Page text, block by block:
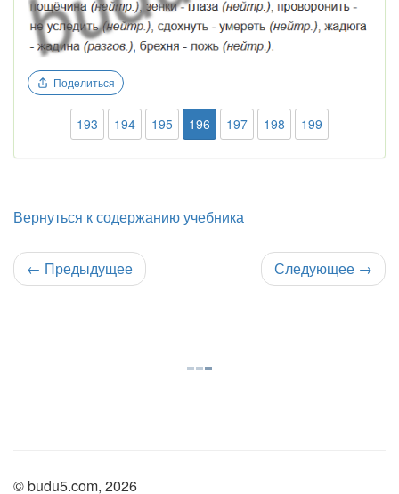
Поделиться
193 194 195 196 197 198 199
Вернуться к содержанию учебника
← Предыдущее Следующее →
© budu5.com, 2026